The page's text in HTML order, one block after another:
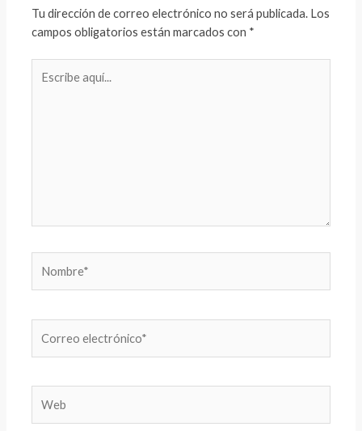
Tu dirección de correo electrónico no será publicada. Los
campos obligatorios están marcados con *
aquí...
electrónico*